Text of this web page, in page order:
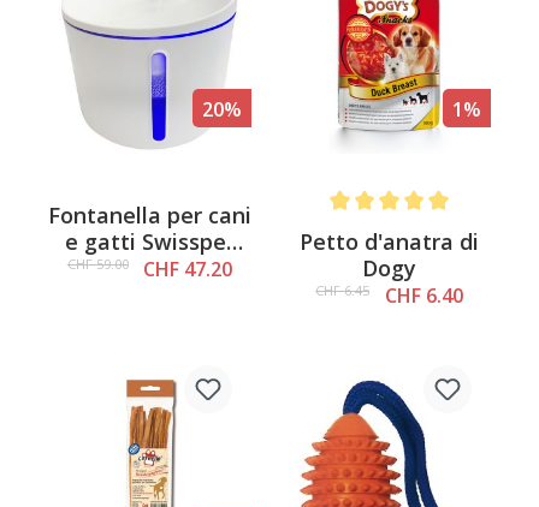
20%
Fontanella per cani
e gatti Swisspet
Splash
CHF 59.00 CHF 47.20
1%
Petto d'anatra di
Dogy
CHF 6.45 CHF 6.40